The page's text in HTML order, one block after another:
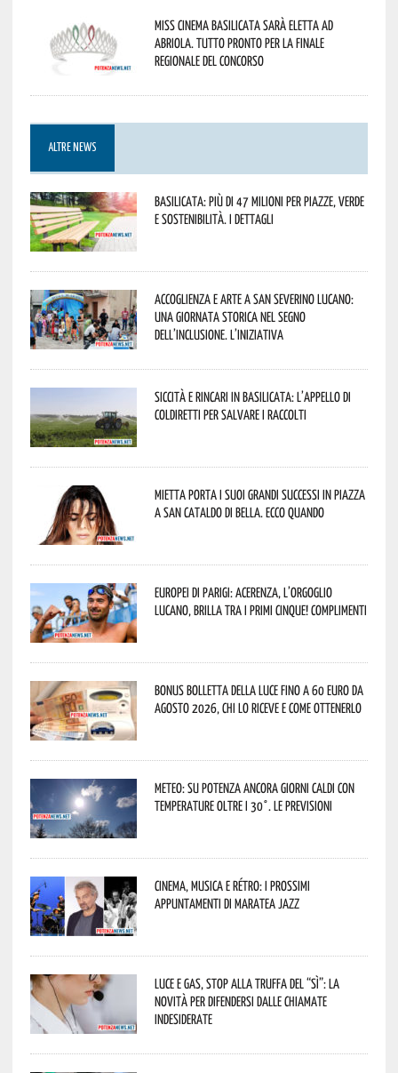
Miss Cinema Basilicata sarà eletta ad
Abriola. Tutto pronto per la finale
regionale del concorso
ALTRE NEWS
Basilicata: più di 47 milioni per piazze, verde
e sostenibilità. I dettagli
Accoglienza e arte a San Severino Lucano:
una giornata storica nel segno
dell’inclusione. L’iniziativa
Siccità e rincari in Basilicata: l’appello di
Coldiretti per salvare i raccolti
Mietta porta i suoi grandi successi in piazza
a San Cataldo di Bella. Ecco quando
Europei di Parigi: Acerenza, l’orgoglio
lucano, brilla tra i primi cinque! Complimenti
Bonus bolletta della luce fino a 60 euro da
agosto 2026, chi lo riceve e come ottenerlo
Meteo: su Potenza ancora giorni caldi con
temperature oltre i 30°. Le previsioni
Cinema, musica e rétro: i prossimi
appuntamenti di Maratea Jazz
Luce e gas, stop alla truffa del “Sì”: la
novità per difendersi dalle chiamate
indesiderate